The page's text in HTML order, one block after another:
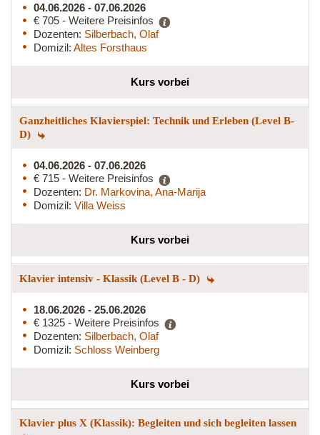
04.06.2026 - 07.06.2026
€ 705 - Weitere Preisinfos
Dozenten: Silberbach, Olaf
Domizil: Altes Forsthaus
Kurs vorbei
Ganzheitliches Klavierspiel: Technik und Erleben (Level B-
D)
04.06.2026 - 07.06.2026
€ 715 - Weitere Preisinfos
Dozenten: Dr. Markovina, Ana-Marija
Domizil: Villa Weiss
Kurs vorbei
Klavier intensiv - Klassik (Level B - D)
18.06.2026 - 25.06.2026
€ 1325 - Weitere Preisinfos
Dozenten: Silberbach, Olaf
Domizil: Schloss Weinberg
Kurs vorbei
Klavier plus X (Klassik): Begleiten und sich begleiten lassen